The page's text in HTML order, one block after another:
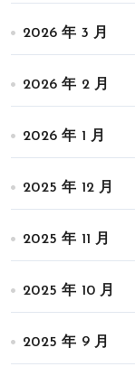
2026 年 3 月
2026 年 2 月
2026 年 1 月
2025 年 12 月
2025 年 11 月
2025 年 10 月
2025 年 9 月